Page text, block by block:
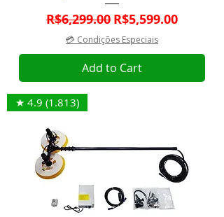
Regular Price
R$6,299.00 Sale Price
R$5,599.00
💳 Condições Especiais
Add to Cart
★ 4.9 (1.813)